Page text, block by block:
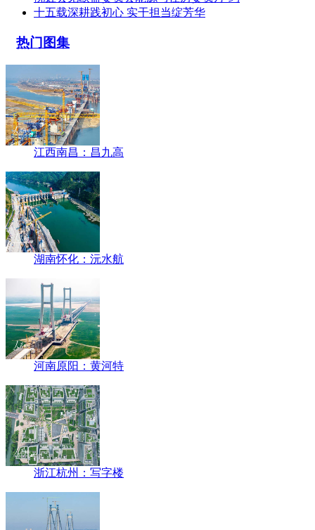
十五载深耕践初心 实干担当绽芳华
热门图集
江西南昌：昌九高
湖南怀化：沅水航
河南原阳：黄河特
浙江杭州：写字楼